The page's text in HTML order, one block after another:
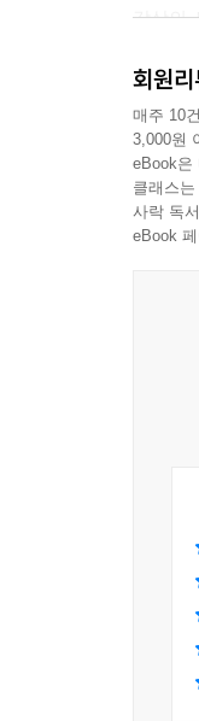
특히 역
58
바로크
법을 요
만 지
한 사
파이
데, 실
물이
자신
계속
네어
악기
감상의
손쉽게
감동의
회원
매주 10
3,000원
eBook은
클래스
사락 독
eBook